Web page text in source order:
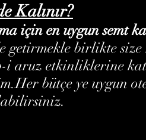
Kalınır?
için en uygun semt
getirmekle birlikte
aruz etkinliklerine
bütçe ye uygun